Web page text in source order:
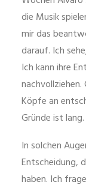
die Musik
mir das
darauf. Ich
Ich kann ihre
Köpfe an
Gründe ist
In solchen
Entscheidung,
haben. Ich